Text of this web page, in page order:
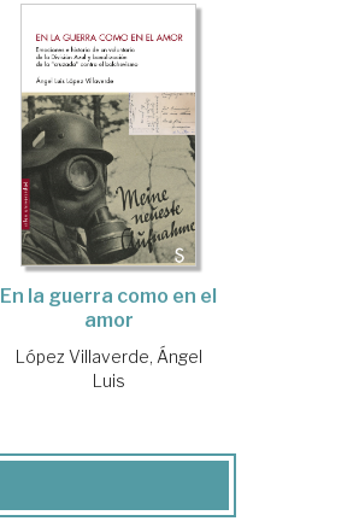
En la guerra como en el
amor
López Villaverde, Ángel
Luis